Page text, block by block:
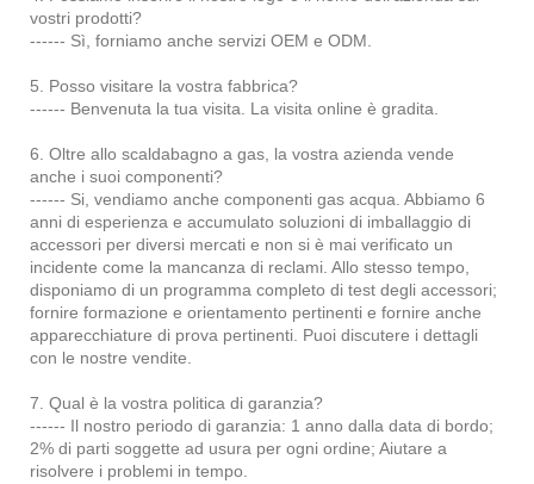
vostri prodotti?
------ Sì, forniamo anche servizi OEM e ODM.
5. Posso visitare la vostra fabbrica?
------ Benvenuta la tua visita. La visita online è gradita.
6. Oltre allo scaldabagno a gas, la vostra azienda vende
anche i suoi componenti?
------ Si, vendiamo anche componenti gas acqua. Abbiamo 6
anni di esperienza e accumulato soluzioni di imballaggio di
accessori per diversi mercati e non si è mai verificato un
incidente come la mancanza di reclami. Allo stesso tempo,
disponiamo di un programma completo di test degli accessori;
fornire formazione e orientamento pertinenti e fornire anche
apparecchiature di prova pertinenti. Puoi discutere i dettagli
con le nostre vendite.
7. Qual è la vostra politica di garanzia?
------ Il nostro periodo di garanzia: 1 anno dalla data di bordo;
2% di parti soggette ad usura per ogni ordine; Aiutare a
risolvere i problemi in tempo.